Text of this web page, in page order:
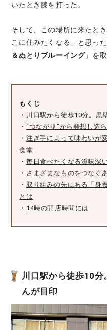
いたとき膝を打った。
そして、この場所に来たと
こに住みたくなる」と思っ
＆ぬとりブルーイング」を
もくじ
・ 川口駅から徒歩10分。黒
・ “つながり”から発想し造
・ 注ぎ手によって味わいが
食堂
・ 毎日食べたくなる滋味深
・ さまざまなものをつなぐ
・ 取り組みの先にある「身
とは
・ 14時の開店時間には
川口駅から徒歩10分
んが目印